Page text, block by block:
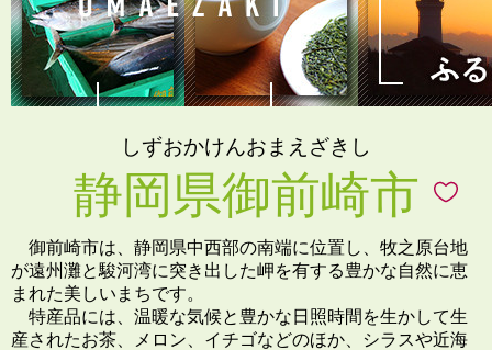
しずおかけんおまえざきし
静岡県御前崎市
御前崎市は、静岡県中西部の南端に位置し、牧之原台地
が遠州灘と駿河湾に突き出した岬を有する豊かな自然に恵
まれた美しいまちです。
特産品には、温暖な気候と豊かな日照時間を生かして生
産されたお茶、メロン、イチゴなどのほか、シラスや近海